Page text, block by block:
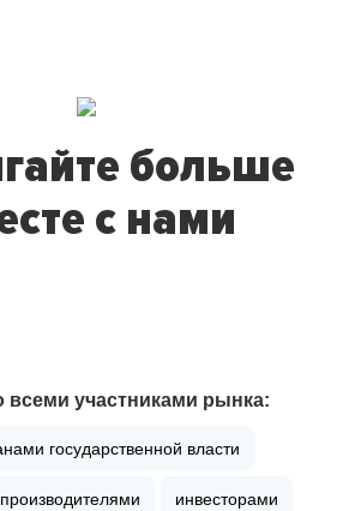
больше
с нами
всеми участниками рынка:
государственной власти
производителями инвесторами